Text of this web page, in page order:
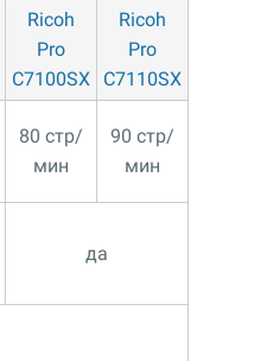
Ricoh
Pro
C7100SX
Ricoh
Pro
C7110SX
80 стр/
мин
90 стр/
мин
да